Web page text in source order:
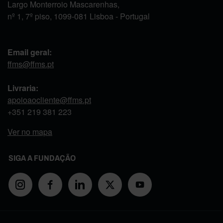
Largo Monterroio Mascarenhas,
nº 1, 7º piso, 1099-081 Lisboa - Portugal
Email geral:
ffms@ffms.pt
Livraria:
apoioaocliente@ffms.pt
+351 219 381 223
Ver no mapa
SIGA A FUNDAÇÃO